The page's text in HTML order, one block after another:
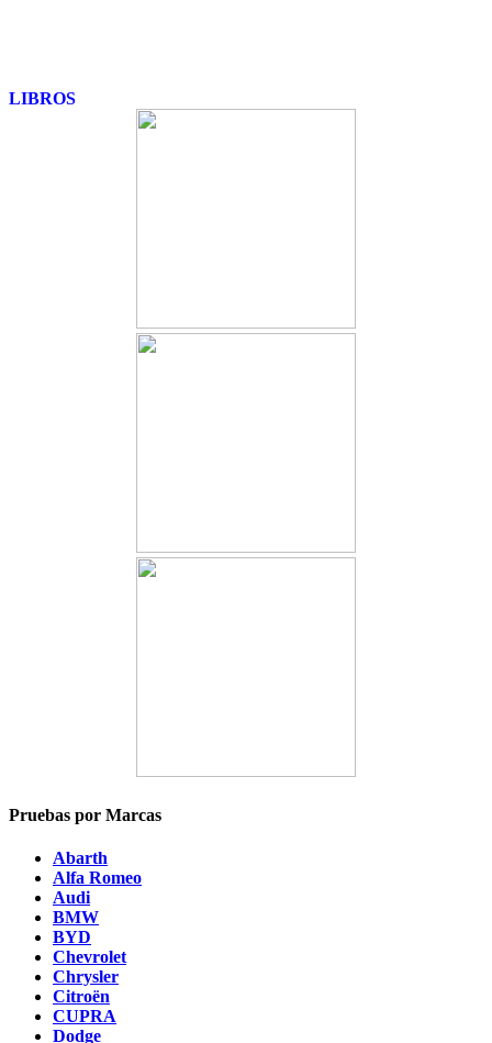
LIBROS
Pruebas por Marcas
Abarth
Alfa Romeo
Audi
BMW
BYD
Chevrolet
Chrysler
Citroën
CUPRA
Dodge